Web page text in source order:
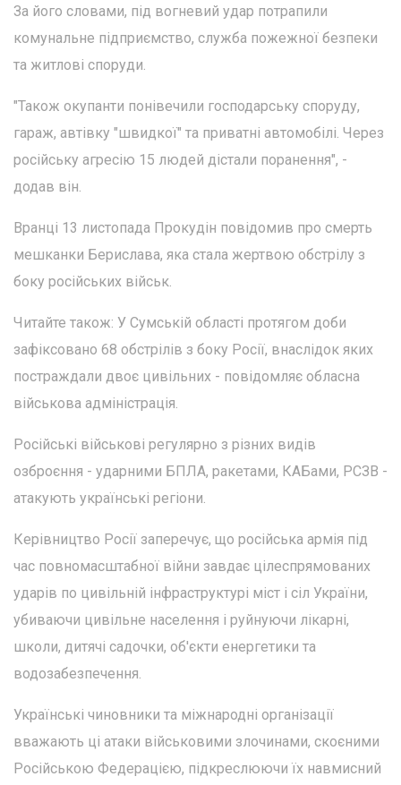
За його словами, під вогневий удар потрапили
комунальне підприємство, служба пожежної безпеки
та житлові споруди.
"Також окупанти понівечили господарську споруду,
гараж, автівку "швидкої" та приватні автомобілі. Через
російську агресію 15 людей дістали поранення", -
додав він.
Вранці 13 листопада Прокудін повідомив про смерть
мешканки Берислава, яка стала жертвою обстрілу з
боку російських військ.
Читайте також: У Сумській області протягом доби
зафіксовано 68 обстрілів з боку Росії, внаслідок яких
постраждали двоє цивільних - повідомляє обласна
військова адміністрація.
Російські військові регулярно з різних видів
озброєння - ударними БПЛА, ракетами, КАБами, РСЗВ -
атакують українські регіони.
Керівництво Росії заперечує, що російська армія під
час повномасштабної війни завдає цілеспрямованих
ударів по цивільній інфраструктурі міст і сіл України,
убиваючи цивільне населення і руйнуючи лікарні,
школи, дитячі садочки, об'єкти енергетики та
водозабезпечення.
Українські чиновники та міжнародні організації
вважають ці атаки військовими злочинами, скоєними
Російською Федерацією, підкреслюючи їх навмисний